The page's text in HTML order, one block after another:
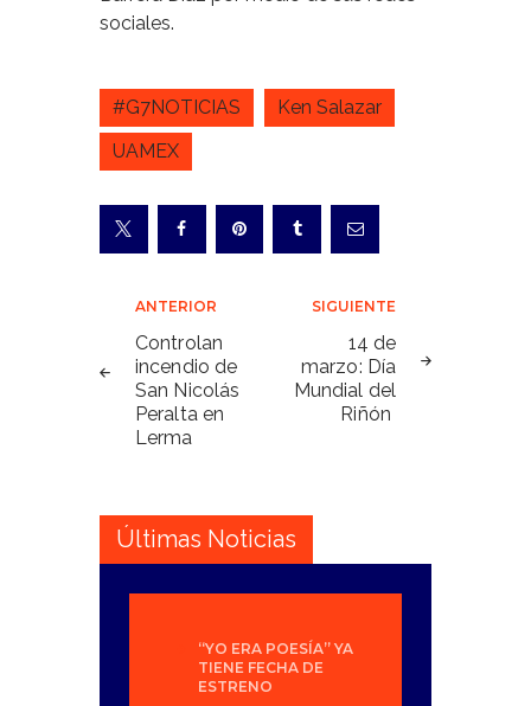
sociales.
#G7NOTICIAS
Ken Salazar
UAMEX
Navegación
de
entradas
ANTERIOR
Controlan
incendio de
San Nicolás
Peralta en
Lerma
SIGUIENTE
14 de
marzo: Día
Mundial del
Riñón
Últimas Noticias
“YO ERA POESÍA” YA
TIENE FECHA DE
ESTRENO